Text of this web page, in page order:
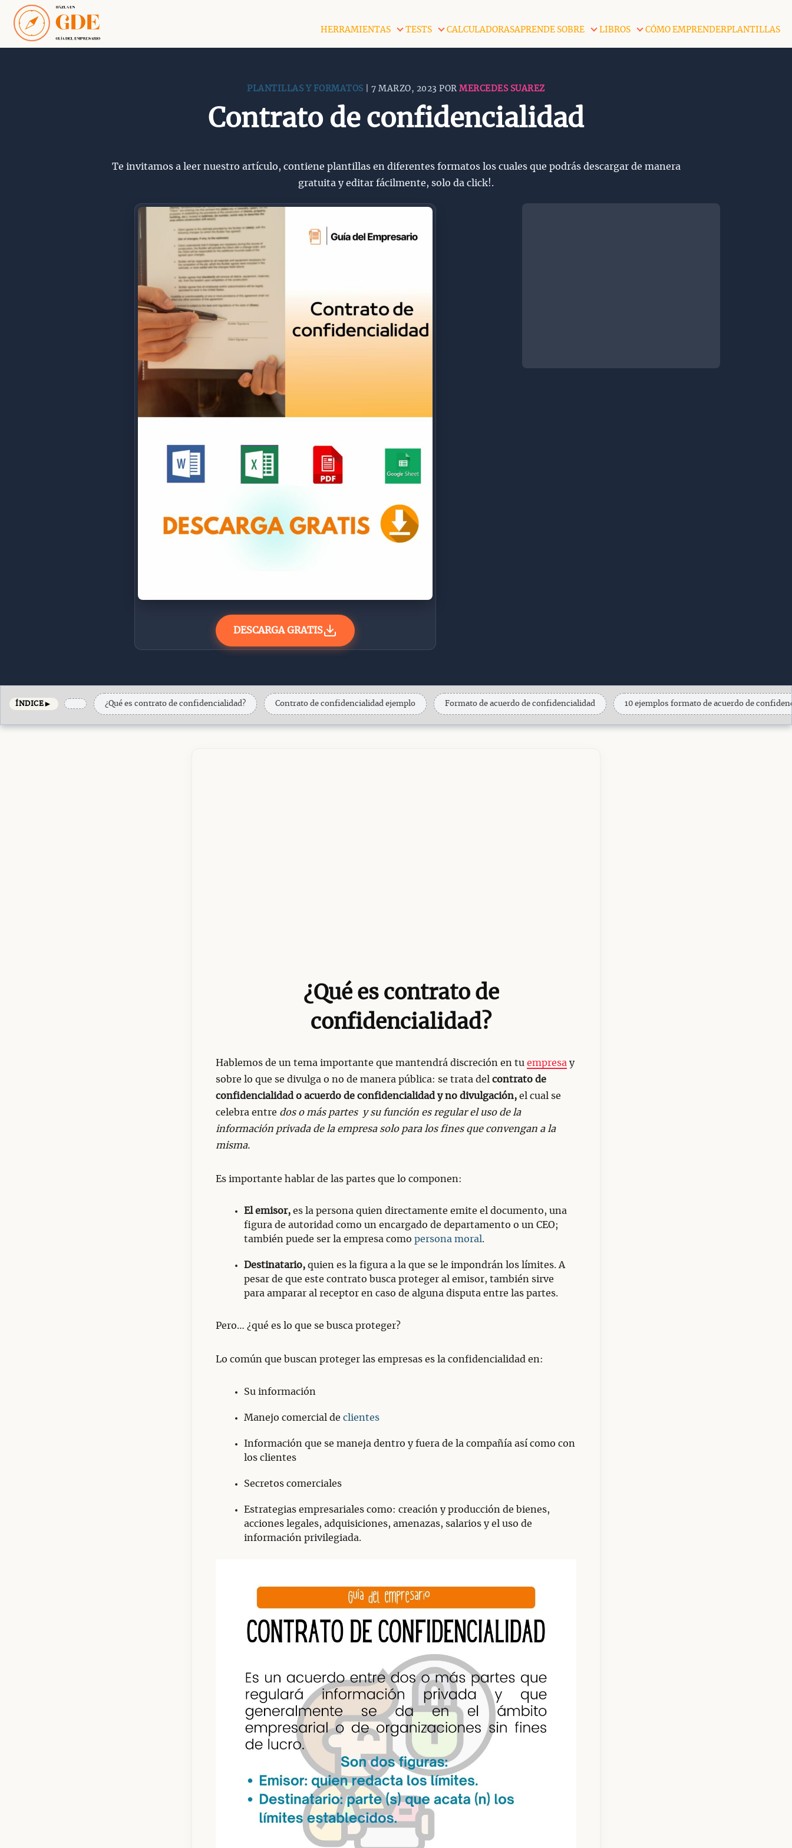
Saltar
contenido
HERRAMIENTAS TESTS CALCULADORASAPRENDE SOBRE LIBROS CÓMO EMPRENDERPLANTILLAS
PLANTILLAS Y FORMATOS | 7 MARZO, 2023 PORMERCEDES SUAREZ
Contrato de confidencialidad
Te invitamos a leer nuestro artículo, contiene plantillas en diferentes formatos los cuales que podrás descargar de manera
gratuita y editar fácilmente, solo da click!.
DESCARGA GRATIS
ÍNDICE► ¿Qué es contrato de confidencialidad? Contrato de confidencialidad ejemplo Formato de acuerdo de confidencialidad 10 ejemplos formato de acuerdo de
¿Qué es contrato de
confidencialidad?
Hablemos de un tema importante que mantendrá discreción en tu empresa y
sobre lo que se divulga o no de manera pública: se trata del contrato de
confidencialidad o acuerdo de confidencialidad y no divulgación, el cual se
celebra entre dos o más partes y su función es regular el uso de la
información privada de la empresa solo para los fines que convengan a la
misma.
Es importante hablar de las partes que lo componen:
El emisor, es la persona quien directamente emite el documento, una
figura de autoridad como un encargado de departamento o un CEO;
también puede ser la empresa como persona moral.
Destinatario, quien es la figura a la que se le impondrán los límites. A
pesar de que este contrato busca proteger al emisor, también sirve
para amparar al receptor en caso de alguna disputa entre las partes.
Pero… ¿qué es lo que se busca proteger?
Lo común que buscan proteger las empresas es la confidencialidad en:
Su información
Manejo comercial de clientes
Información que se maneja dentro y fuera de la compañía así como con
los clientes
Secretos comerciales
Estrategias empresariales como: creación y producción de bienes,
acciones legales, adquisiciones, amenazas, salarios y el uso de
información privilegiada.